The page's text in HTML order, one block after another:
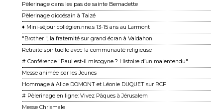
Pèlerinage dans les pas de sainte Bernadette
Pèlerinage diocésain à Taizé
♦ Mini-séjour collégien.nne.s 13-15 ans au Larmont
"Brother ", la fraternité sur grand écran à Valdahon
Retraite spirituelle avec la communauté religieuse
# Conférence "Paul est-il misogyne ? Histoire d’un malentendu"
Messe animée par les Jeunes
Hommage à Alice DOMONT et Léonie DUQUET sur RCF
# Pèlerinage en ligne: Vivez Pâques à Jérusalem
Messe Chrismale